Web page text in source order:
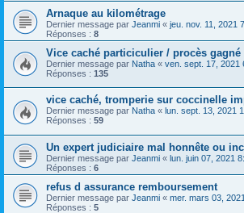
Arnaque au kilométrage
Dernier message par Jeanmi « jeu. nov. 11, 2021
Réponses : 8
Vice caché particiculier / procès gagné
Dernier message par Natha « ven. sept. 17, 2021
Réponses : 135
vice caché, tromperie sur coccinelle
Dernier message par Natha « lun. sept. 13, 2021
Réponses : 59
Un expert judiciaire mal honnête ou
Dernier message par Jeanmi « lun. juin 07, 2021
Réponses : 6
refus d assurance remboursement
Dernier message par Jeanmi « mer. mars 03,
Réponses : 5